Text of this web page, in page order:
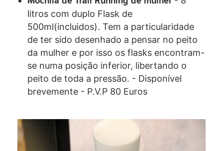
litros com duplo Flask de
500ml(incluidos). Tem a particularidade
de ter sido desenhado a pensar no peito
da mulher e por isso os flasks encontram-
se numa posição inferior, libertando o
peito de toda a pressão. - Disponível
brevemente - P.V.P 80 Euros